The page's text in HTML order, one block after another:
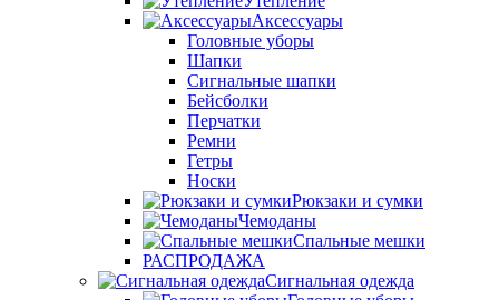
Аксессуары
Головные уборы
Шапки
Сигнальные шапки
Бейсболки
Перчатки
Ремни
Гетры
Носки
Рюкзаки и сумки
Чемоданы
Спальные мешки
РАСПРОДАЖА
Сигнальная одежда